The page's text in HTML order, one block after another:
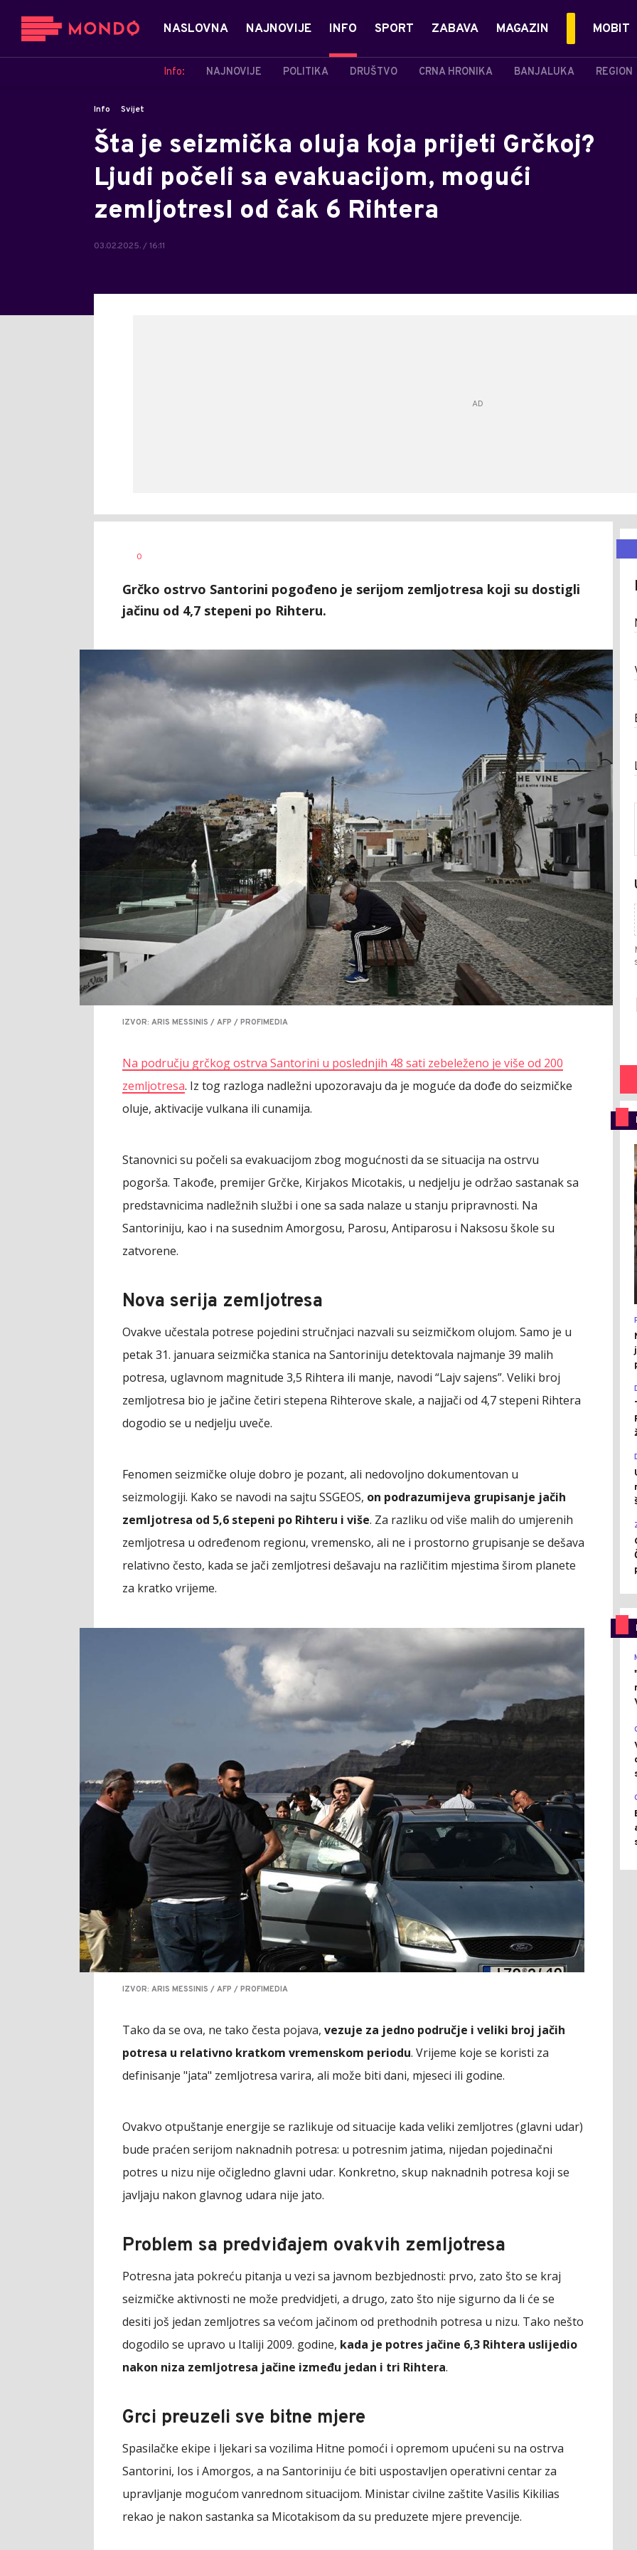
NASLOVNA NAJNOVIJE INFO
Info: NAJNOVIJE POLITIKA DRUŠTVO CRNA HRONIKA BANJALUKA REGION
SPORT ZABAVA MAGAZIN MOBIT
Info Svijet
Šta je seizmička oluja koja prijeti Grčkoj?
Ljudi počeli sa evakuacijom, mogući
zemljotresI od čak 6 Rihtera
03.02.2025. / 16:11
AUTOR
0
Grčko ostrvo Santorini pogođeno je serijom zemljotresa koji su dostigli
jačinu od 4,7 stepeni po Rihteru.
IZVOR: ARIS MESSINIS / AFP / PROFIMEDIA
Na području grčkog ostrva Santorini u poslednjih 48 sati zebeleženo je više od 200
zemljotresa. Iz tog razloga nadležni upozoravaju da je moguće da dođe do seizmičke
oluje, aktivacije vulkana ili cunamija.
Stanovnici su počeli sa evakuacijom zbog mogućnosti da se situacija na ostrvu
pogorša. Takođe, premijer Grčke, Kirjakos Micotakis, u nedjelju je održao sastanak sa
predstavnicima nadležnih službi i one sa sada nalaze u stanju pripravnosti. Na
Santoriniju, kao i na susednim Amorgosu, Parosu, Antiparosu i Naksosu škole su
zatvorene.
Nova serija zemljotresa
Ovakve učestala potrese pojedini stručnjaci nazvali su seizmičkom olujom. Samo je u
petak 31. januara seizmička stanica na Santoriniju detektovala najmanje 39 malih
potresa, uglavnom magnitude 3,5 Rihtera ili manje, navodi “Lajv sajens”. Veliki broj
zemljotresa bio je jačine četiri stepena Rihterove skale, a najjači od 4,7 stepeni Rihtera
dogodio se u nedjelju uveče.
Fenomen seizmičke oluje dobro je pozant, ali nedovoljno dokumentovan u
seizmologiji. Kako se navodi na sajtu SSGEOS, on podrazumijeva grupisanje jačih
zemljotresa od 5,6 stepeni po Rihteru i više. Za razliku od više malih do umjerenih
zemljotresa u određenom regionu, vremensko, ali ne i prostorno grupisanje se dešava
relativno često, kada se jači zemljotresi dešavaju na različitim mjestima širom planete
za kratko vrijeme.
IZVOR: ARIS MESSINIS / AFP / PROFIMEDIA
Tako da se ova, ne tako česta pojava, vezuje za jedno područje i veliki broj jačih
potresa u relativno kratkom vremenskom periodu. Vrijeme koje se koristi za
definisanje "jata" zemljotresa varira, ali može biti dani, mjeseci ili godine.
Ovakvo otpuštanje energije se razlikuje od situacije kada veliki zemljotres (glavni udar)
bude praćen serijom naknadnih potresa: u potresnim jatima, nijedan pojedinačni
potres u nizu nije očigledno glavni udar. Konkretno, skup naknadnih potresa koji se
javljaju nakon glavnog udara nije jato.
Problem sa predviđajem ovakvih zemljotresa
Potresna jata pokreću pitanja u vezi sa javnom bezbjednosti: prvo, zato što se kraj
seizmičke aktivnosti ne može predvidjeti, a drugo, zato što nije sigurno da li će se
desiti još jedan zemljotres sa većom jačinom od prethodnih potresa u nizu. Tako nešto
dogodilo se upravo u Italiji 2009. godine, kada je potres jačine 6,3 Rihtera uslijedio
nakon niza zemljotresa jačine između jedan i tri Rihtera.
Grci preuzeli sve bitne mjere
Spasilačke ekipe i ljekari sa vozilima Hitne pomoći i opremom upućeni su na ostrva
Santorini, Ios i Amorgos, a na Santoriniju će biti uspostavljen operativni centar za
upravljanje mogućom vanrednom situacijom. Ministar civilne zaštite Vasilis Kikilias
rekao je nakon sastanka sa Micotakisom da su preduzete mjere prevencije.